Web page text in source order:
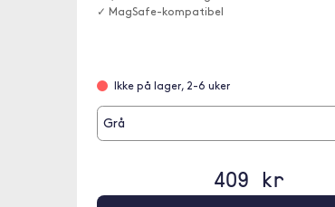
✓ MagSafe-kompatibel
Ikke på lager, 2-6 uker
Grå
409 kr